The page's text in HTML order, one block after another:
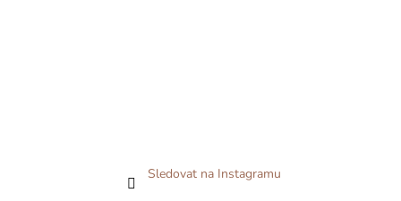
Sledovat na Instagramu